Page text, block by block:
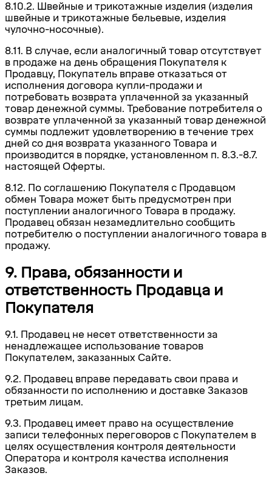
8.10.2. Швейные и трикотажные изделия (изделия
швейные и трикотажные бельевые, изделия
чулочно-носочные).
8.11. В случае, если аналогичный товар отсутствует
в продаже на день обращения Покупателя к
Продавцу, Покупатель вправе отказаться от
исполнения договора купли-продажи и
потребовать возврата уплаченной за указанный
товар денежной суммы. Требование потребителя о
возврате уплаченной за указанный товар денежной
суммы подлежит удовлетворению в течение трех
дней со дня возврата указанного Товара и
производится в порядке, установленном п. 8.3.-8.7.
настоящей Оферты.
8.12. По соглашению Покупателя с Продавцом
обмен Товара может быть предусмотрен при
поступлении аналогичного Товара в продажу.
Продавец обязан незамедлительно сообщить
потребителю о поступлении аналогичного товара в
продажу.
9. Права, обязанности и
ответственность Продавца и
Покупателя
9.1. Продавец не несет ответственности за
ненадлежащее использование товаров
Покупателем, заказанных Сайте.
9.2. Продавец вправе передавать свои права и
обязанности по исполнению и доставке Заказов
третьим лицам.
9.3. Продавец имеет право на осуществление
записи телефонных переговоров с Покупателем в
целях осуществления контроля деятельности
Оператора и контроля качества исполнения
Заказов.